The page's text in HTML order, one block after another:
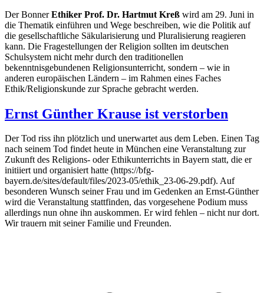
Der BonnerEthiker Prof. Dr. Hartmut Kreß wird am 29. Juni in
die Thematik einführen und Wege beschreiben, wie die Politik auf
die gesellschaftliche Säkularisierung und Pluralisierung reagieren
kann. Die Fragestellungen der Religion sollten im deutschen
Schulsystem nicht mehr durch den traditionellen
bekenntnisgebundenen Religionsunterricht, sondern – wie in
anderen europäischen Ländern – im Rahmen eines Faches
Ethik/Religionskunde zur Sprache gebracht werden.
Ernst Günther Krause ist verstorben
Der Tod riss ihn plötzlich und unerwartet aus dem Leben. Einen Tag
nach seinem Tod findet heute in München eine Veranstaltung zur
Zukunft des Religions- oder Ethikunterrichts in Bayern statt, die er
initiiert und organisiert hatte (https://bfg-
bayern.de/sites/default/files/2023-05/ethik_23-06-29.pdf). Auf
besonderen Wunsch seiner Frau und im Gedenken an Ernst-Günther
wird die Veranstaltung stattfinden, das vorgesehene Podium muss
allerdings nun ohne ihn auskommen. Er wird fehlen – nicht nur dort.
Wir trauern mit seiner Familie und Freunden.